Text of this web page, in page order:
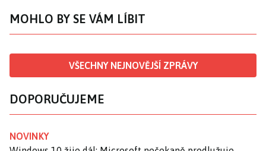
MOHLO BY SE VÁM LÍBIT
VŠECHNY NEJNOVĚJŠÍ ZPRÁVY
DOPORUČUJEME
NOVINKY